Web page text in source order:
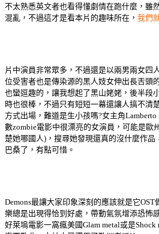
不太熟悉英文者也看得懂劇情在跑什麼，雖
混亂，不過這才是看本片的趣味所在， 我們
片中演員非常眾多，不過還是以兩男兩女四
位受害者也是傳染源的黑人妓女伸出長舌頭
也蠻逗趣的，讓我想起了黑山姥姥，後半段
時也很棒，不過只有短短一幕還讓人搞不清
方式出場，難道是生小孩嗎?女主角
數zombie電影中很漂亮的女演員，可能是歐
楚她哪國人)，搜尋她發現還真的沒什麼作
巴桑了，有點可惜。
Demons最讓大家印象深刻的應該就是它
樂總是出現得恰到好處，帶動氣氛增添恐怖
好萊塢電影一窩瘋美國Glam metal或是